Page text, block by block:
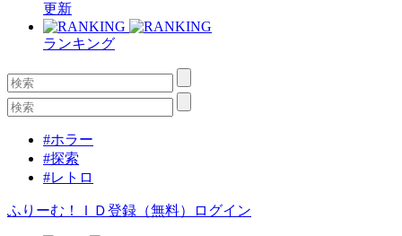
更新
ランキング
#ホラー
#探索
#レトロ
ふりーむ！ＩＤ登録（無料） ログイン